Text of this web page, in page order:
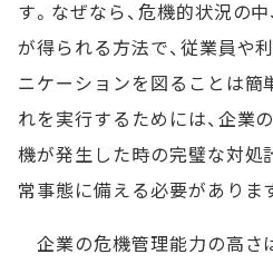
す。なぜなら、危機的状況の
が得られる方法で、従業員や
ニケーションを図ることは簡
れを実行するためには、企業
機が発生した時の完璧な対処
常事態に備える必要がありま
企業の危機管理能力の高さ